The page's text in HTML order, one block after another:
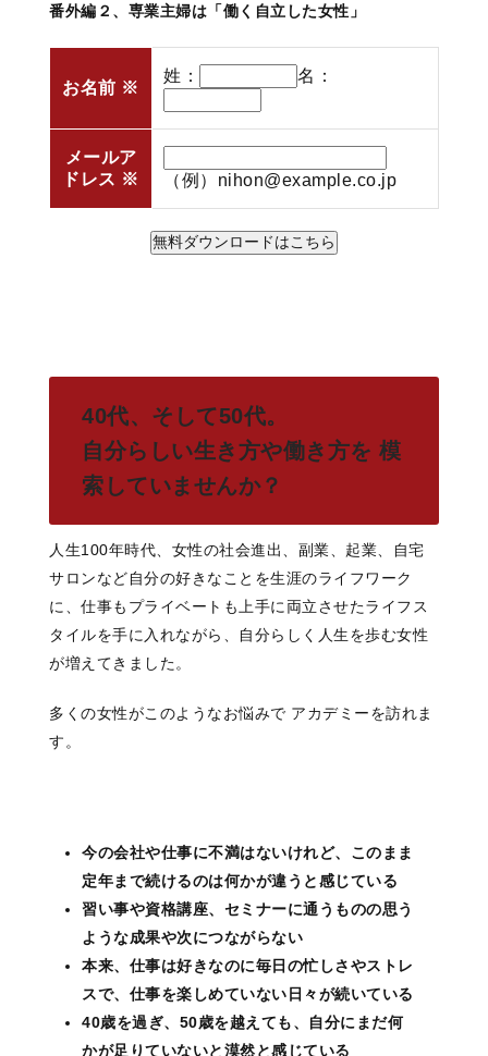
番外編２、専業主婦は「働く自立した女性」
お名前 ※
姓： 名：
メールア
ドレス ※ （例）nihon@example.co.jp
40代、そして50代。
自分らしい生き方や働き方を 模
索していませんか？
人生100年時代、女性の社会進出、副業、起業、自宅
サロンなど自分の好きなことを生涯のライフワーク
に、仕事もプライベートも上手に両立させたライフス
タイルを手に入れながら、自分らしく人生を歩む女性
が増えてきました。
多くの女性がこのようなお悩みで アカデミーを訪れま
す。
今の会社や仕事に不満はないけれど、このまま
定年まで続けるのは何かが違うと感じている
習い事や資格講座、セミナーに通うものの思う
ような成果や次につながらない
本来、仕事は好きなのに毎日の忙しさやストレ
スで、仕事を楽しめていない日々が続いている
40歳を過ぎ、50歳を越えても、自分にまだ何
かが足りていないと漠然と感じている